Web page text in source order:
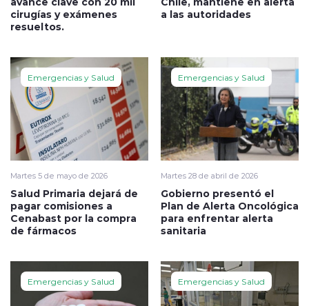
cirugías y exámenes
resueltos.
a las autoridades
Emergencias y Salud
Martes 5 de mayo de 2026
Salud Primaria dejará de
pagar comisiones a
Cenabast por la compra
de fármacos
Emergencias y Salud
Martes 28 de abril de 2026
Gobierno presentó el
Plan de Alerta Oncológica
para enfrentar alerta
sanitaria
Emergencias y Salud Emergencias y Salud